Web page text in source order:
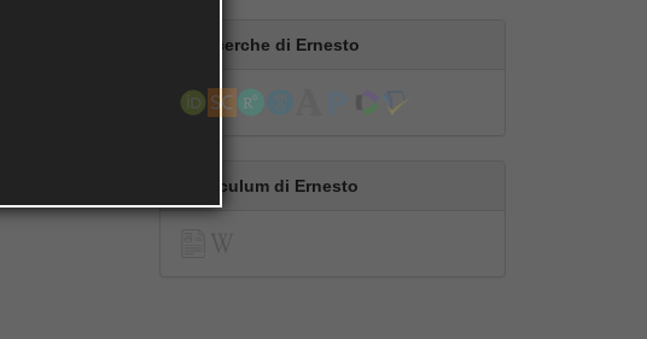
Le ricerche di Ernesto
Curriculum di Ernesto